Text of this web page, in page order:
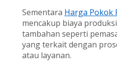
Sementara Harga Pokok
mencakup biaya
tambahan seperti
yang terkait dengan
atau layanan.